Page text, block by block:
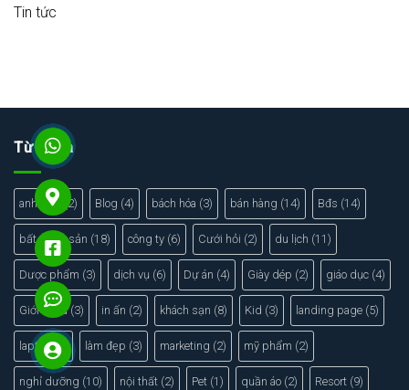
Tin tức
Từ khóa
anh ngữ (2) Blog (4) bách hóa (3) bán hàng (14) Bđs (14)
bất động sản (18) công ty (6) Cưới hỏi (2) du lịch (11)
Dược phẩm (3) dịch vụ (6) Dự án (4) Giày dép (2) giáo dục (4)
Giới thiệu(3) in ấn (2) khách sạn (8) Kid (3) landing page (5)
laptop(2) làm đẹp (3) marketing (2) mỹ phẩm (2)
nghỉ dưỡng (10) nội thất (2) Pet (1) quần áo (2) Resort (9)